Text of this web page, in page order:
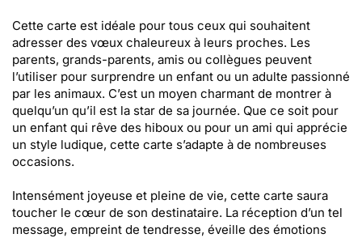
Cette carte est idéale pour tous ceux qui souhaitent
adresser des vœux chaleureux à leurs proches. Les
parents, grands-parents, amis ou collègues peuvent
l’utiliser pour surprendre un enfant ou un adulte passionné
par les animaux. C’est un moyen charmant de montrer à
quelqu’un qu’il est la star de sa journée. Que ce soit pour
un enfant qui rêve des hiboux ou pour un ami qui apprécie
un style ludique, cette carte s’adapte à de nombreuses
occasions.
Intensément joyeuse et pleine de vie, cette carte saura
toucher le cœur de son destinataire. La réception d’un tel
message, empreint de tendresse, éveille des émotions